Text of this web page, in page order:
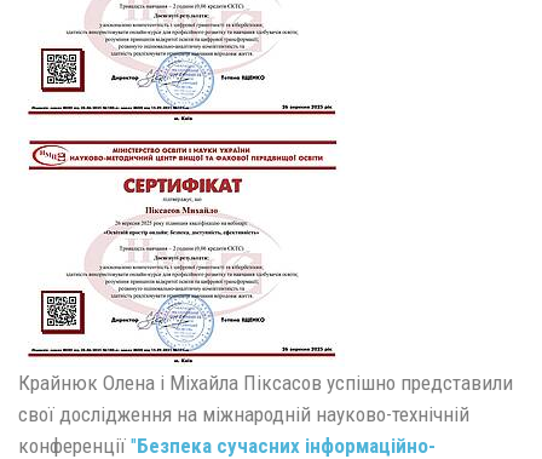
Крайнюк Олена і Міхайла Піксасов успішно представили
свої дослідження на міжнародній науково-технічній
конференції "Безпека сучасних інформаційно-